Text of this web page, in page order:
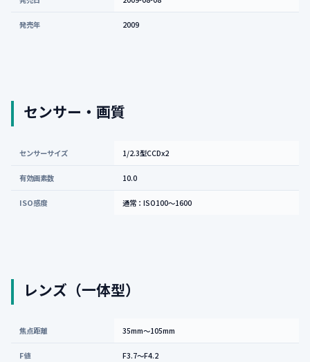
発売年 2009
センサー・画質
センサーサイズ 1/2.3型CCDx2
有効画素数 10.0
ISO感度 通常：ISO100〜1600
レンズ（一体型）
焦点距離 35mm〜105mm
F値 F3.7〜F4.2